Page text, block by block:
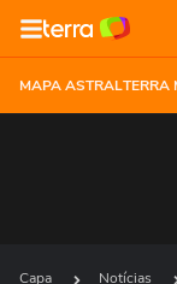
MAPA ASTRALTERRA
Capa Notícias